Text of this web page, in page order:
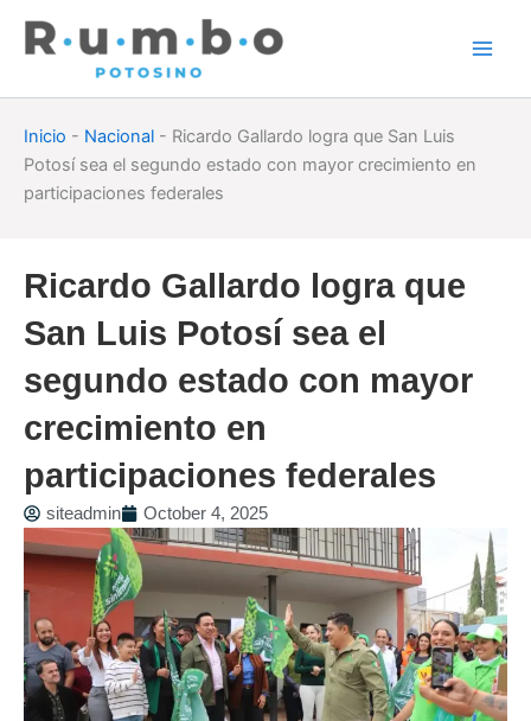
Inicio - Nacional - Ricardo Gallardo logra que San Luis
Potosí sea el segundo estado con mayor crecimiento en
participaciones federales
Ricardo Gallardo logra que
San Luis Potosí sea el
segundo estado con mayor
crecimiento en
participaciones federales
siteadmin October 4, 2025